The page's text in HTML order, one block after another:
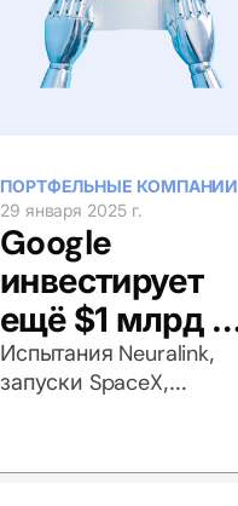
ПОРТФЕЛЬНЫЕ КОМПАНИИ
29 января 2025 г.
Google
инвестирует
ещё $1 млрд в
Anthropic
Испытания Neuralink,
запуски SpaceX,